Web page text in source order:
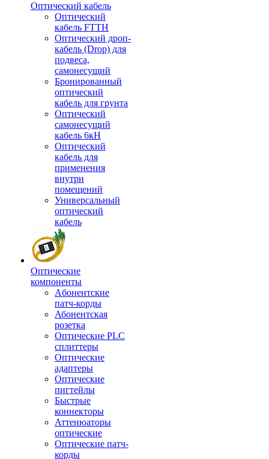
Оптический кабель
Оптический
кабель FTTH
Оптический дроп-
кабель (Drop) для
подвеса,
самонесущий
Бронированный
оптический
кабель для грунта
Оптический
самонесущий
кабель 6кН
Оптический
кабель для
применения
внутри
помещений
Универсальный
оптический
кабель
Оптические
компоненты
Aбонентские
патч-корды
Абонентская
розетка
Оптические PLC
сплиттеры
Оптические
адаптеры
Оптические
пигтейлы
Быстрые
коннекторы
Аттенюаторы
оптические
Оптические патч-
корды